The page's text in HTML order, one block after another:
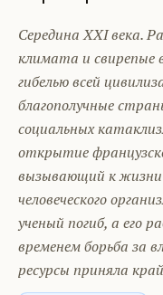
Середина XXI века.
климата и свирепые
гибелью всей
благополучные
социальных
открытие
вызывающий к жизни
человеческого
ученый погиб, а его
временем борьба за
ресурсы приняла